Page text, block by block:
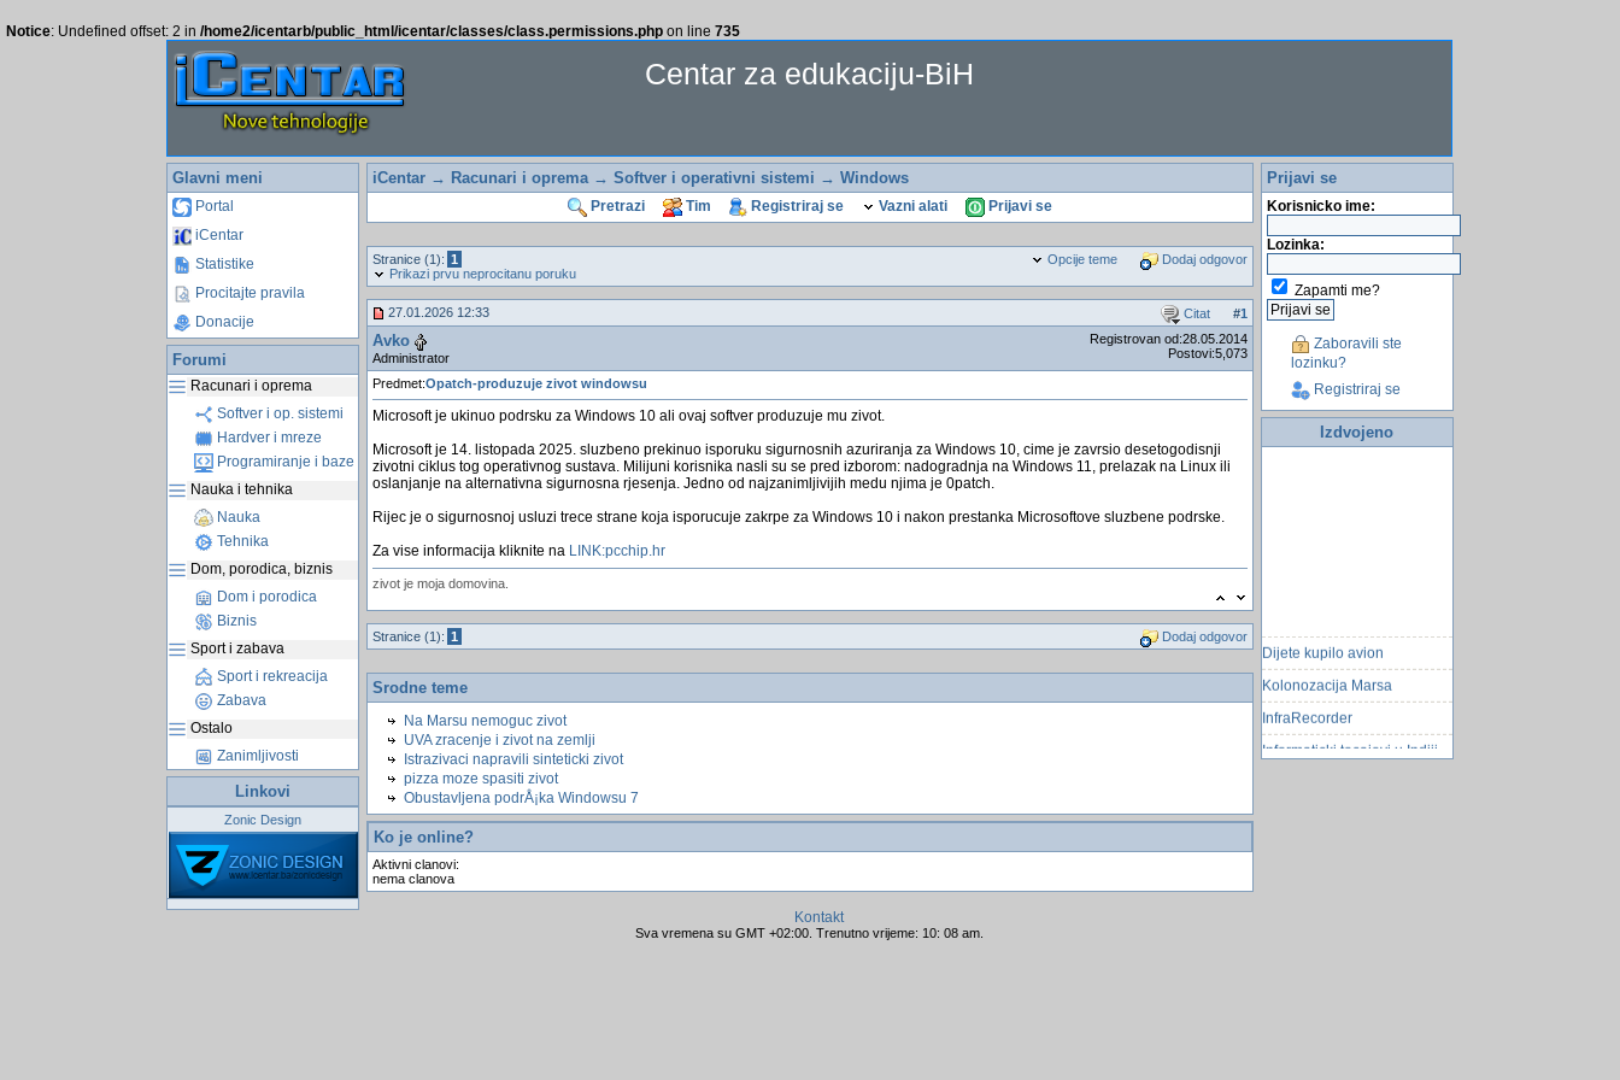
Notice: Undefined offset: 2 in /home2/icentarb/public_html/icentar/classes/class.permissions.php on line 735
Centar za edukaciju-BiH
Glavni meni
Portal
iCentar
Statistike
Procitajte pravila
Donacije
Forumi
Racunari i oprema
Softver i op. sistemi
Hardver i mreze
Programiranje i baze
Nauka i tehnika
Nauka
Tehnika
Dom, porodica, biznis
Dom i porodica
Biznis
Sport i zabava
Sport i rekreacija
Zabava
Ostalo
Zanimljivosti
Linkovi
Zonic Design
iCentar→ Racunari i oprema→ Softver i operativni sistemi → Windows
Pretrazi Tim Registriraj se Vazni alati Prijavi se
Opcije teme Dodaj odgovor
Stranice (1): 1
Prikazi prvu neprocitanu poruku
Citat #1
27.01.2026 12:33
Avko
Administrator
Registrovan od:28.05.2014
Postovi:5,073
Predmet:Opatch-produzuje zivot windowsu
Microsoft je ukinuo podrsku za Windows 10 ali ovaj softver produzuje mu zivot.
Microsoft je 14. listopada 2025. sluzbeno prekinuo isporuku sigurnosnih azuriranja za Windows 10, cime je zavrsio desetogodisnji
zivotni ciklus tog operativnog sustava. Milijuni korisnika nasli su se pred izborom: nadogradnja na Windows 11, prelazak na Linux ili
oslanjanje na alternativna sigurnosna rjesenja. Jedno od najzanimljivijih medu njima je 0patch.
Rijec je o sigurnosnoj usluzi trece strane koja isporucuje zakrpe za Windows 10 i nakon prestanka Microsoftove sluzbene podrske.
Za vise informacija kliknite na LINK:pcchip.hr
zivot je moja domovina.
Dodaj odgovor
Stranice (1): 1
Srodne teme
Na Marsu nemoguc zivot
UVA zracenje i zivot na zemlji
Istrazivaci napravili sinteticki zivot
pizza moze spasiti zivot
Obustavljena podrÅ¡ka Windowsu 7
Ko je online?
Aktivni clanovi:
nema clanova
Kontakt
Sva vremena su GMT +02:00. Trenutno vrijeme: 10: 08 am.
Prijavi se
Korisnicko ime:
Lozinka:
Zapamti me?
Zaboravili ste
lozinku?
Registriraj se
Izdvojeno
Dijete kupilo avion
Kolonozacija Marsa
InfraRecorder
Informaticki tecajevi u Indiji